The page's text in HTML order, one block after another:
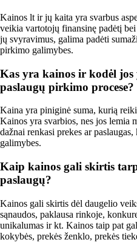
Kainos lt ir jų kaita yra svarbus
veikia vartotojų finansinę padėtį
jų svyravimus, galima padėti
pirkimo galimybes.
Kas yra kainos ir kodėl
paslaugų pirkimo procese?
Kaina yra piniginė suma, kurią
Kainos yra svarbios, nes jos lemia
dažnai renkasi prekes ar
galimybes.
Kaip kainos gali skirtis
paslaugų?
Kainos gali skirtis dėl daugelio
sąnaudos, paklausa rinkoje,
unikalumas ir kt. Kainos taip pat
kokybės, prekės ženklo, prekės